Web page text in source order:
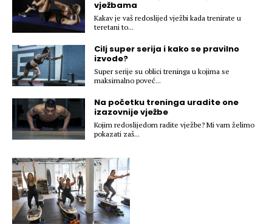
Tehnologija
vježbama
Kakav je vaš redoslijed vježbi kada trenirate u
teretani to...
Cilj super serija i kako se pravilno
izvode?
Super serije su oblici treninga u kojima se
maksimalno poveć...
Na početku treninga uradite one
izazovnije vježbe
Kojim redoslijedom radite vježbe? Mi vam želimo
pokazati zaš...